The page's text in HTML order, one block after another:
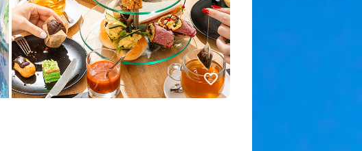
favorite_border